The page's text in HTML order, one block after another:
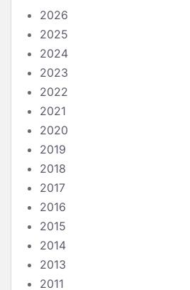
2026
2025
2024
2023
2022
2021
2020
2019
2018
2017
2016
2015
2014
2013
2011